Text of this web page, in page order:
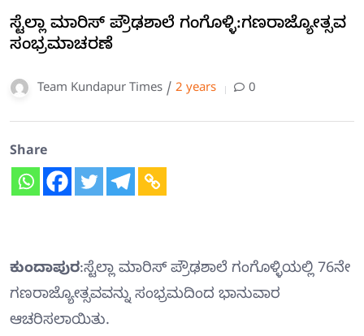
ಸ್ಟೆಲ್ಲಾ ಮಾರಿಸ್ ಪ್ರೌಢಶಾಲೆ ಗಂಗೊಳ್ಳಿ:ಗಣರಾಜ್ಯೋತ್ಸವ
ಸಂಭ್ರಮಾಚರಣೆ
Team Kundapur Times / 2 years 0
Share
ಕುಂದಾಪುರ:ಸ್ಟೆಲ್ಲಾ ಮಾರಿಸ್ ಪ್ರೌಢಶಾಲೆ ಗಂಗೊಳ್ಳಿಯಲ್ಲಿ 76ನೇ
ಗಣರಾಜ್ಯೋತ್ಸವವನ್ನು ಸಂಭ್ರಮದಿಂದ ಭಾನುವಾರ
ಆಚರಿಸಲಾಯಿತು.